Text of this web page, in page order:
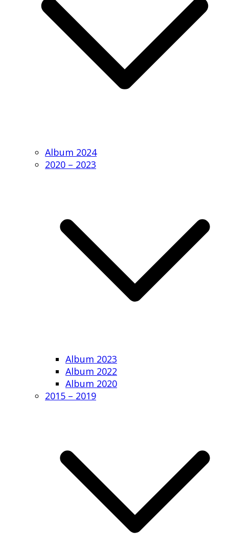
Album 2024
2020 – 2023
Album 2023
Album 2022
Album 2020
2015 – 2019